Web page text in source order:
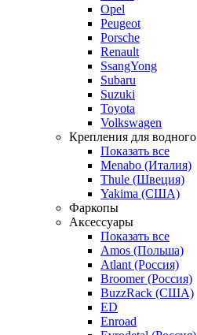
Opel
Peugeot
Porsche
Renault
SsangYong
Subaru
Suzuki
Toyota
Volkswagen
Крепления для
Показать все
Menabo (Италия)
Thule (Швеция)
Yakima (США)
Фаркопы
Аксессуары
Показать все
Amos (Польша)
Atlant (Россия)
Broomer (Россия)
BuzzRack (США)
ED
Enroad